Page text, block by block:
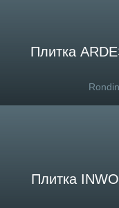
Плитка
Плитка